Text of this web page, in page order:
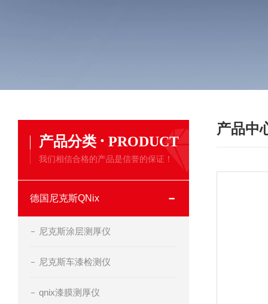
产品分类 · PRODUCT
我们相信合格的产品是信誉的保证！
德国尼克斯QNix
尼克斯涂层测厚仪
尼克斯车漆检测仪
qnix漆膜测厚仪
产品中